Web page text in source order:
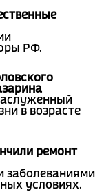
РФ.
в возрасте
ремонт
заболеваниями
условиях.